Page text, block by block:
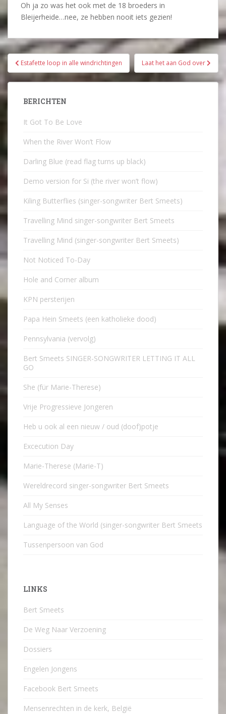
Oh ja zo was het ook met de 18 broeders in
Bleijerheide…nee, ze hebben nooit iets gezien!
Bericht
navigatie
Estafette loop in alle windrichtingen Laat het aan God over
BERICHTEN
It Got To Be Love
When the River Won’t Flow
Darling Blue (read flag turns up black)
Demo version for Si (the river won’t flow)
Kiling Butterflies (singer-songwriter Bert Smeets)
Travelling Mind singer-songwriter Bert Smeets
Travelling Mind (singer-songwriter Bert Smeets)
Not Noticed To-Day
Hole and Corner album
KPN persterijen
Papa Hein Smeets (een katholieke dood)
Pennsylvania (vervolg)
Bert Smeets SINGER-SONGWRITER LETTING IT ALL
GO
She (für Marie-Therese)
Vrije Progressieve Jongeren
Heb u ook al een nieuw / oud (doof)potje
Excecution Day
Marie-Therese (Marie-T)
Wereldrecord singer-songwriter Bert Smeets
All My Senses
Language of the World (singer-songwriter Bert Smeets
Tussenpersoon van God
LINKS
Bert Smeets
De Weg Naar Verzoening
Dossiers
Engelen Jongens
Facebook Bert Smeets
Mensenrechten in de kerk, België